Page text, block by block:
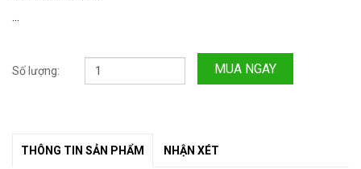
Số lượng: MUA NGAY
THÔNG TIN SẢN PHẨM NHẬN XÉT